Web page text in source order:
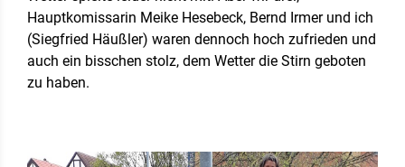
Hauptkomissarin Meike Hesebeck, Bernd Irmer und ich
(Siegfried Häußler) waren dennoch hoch zufrieden und
auch ein bisschen stolz, dem Wetter die Stirn geboten
zu haben.